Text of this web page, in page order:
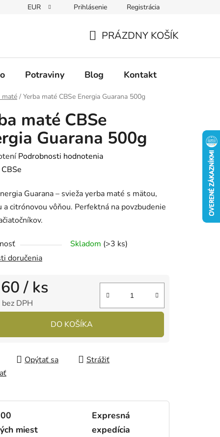
EUR Prihlásenie Registrácia
KOŠÍK
PRÁZDNY KOŠÍK
Potraviny Blog Kontakt
maté / Yerba maté CBSe Energia Guarana 500g
maté CBSe
Guarana 500g
Podrobnosti hodnotenia
CBSe
Guarana – svieža yerba maté s mätou,
a citrónovou vôňou. Perfektná na povzbudenie
Skladom (>3 ks)
doručenia
/ ks
DPH
DO KOŠÍKA
Opýtať sa
Strážiť
miest
Expresná
expedícia